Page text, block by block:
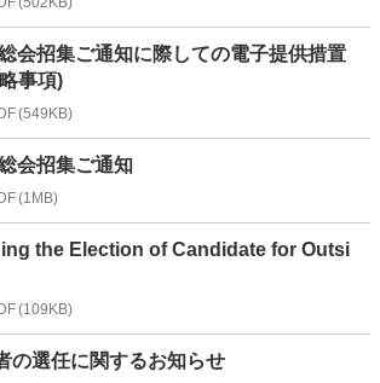
会招集ご通知に際しての電子提供措置
事項)
(549KB)
会招集ご通知
(1MB)
the Election of Candidate for Outsi
(109KB)
の選任に関するお知らせ